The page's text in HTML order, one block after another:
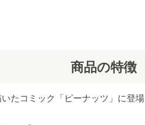
商品の特徴
たコミック「ピーナッツ」に登場